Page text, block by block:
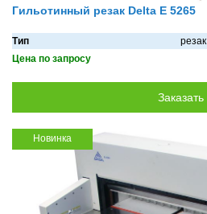
Гильотинный резак Delta E 5265
Тип
резак
Цена по запросу
Новинка